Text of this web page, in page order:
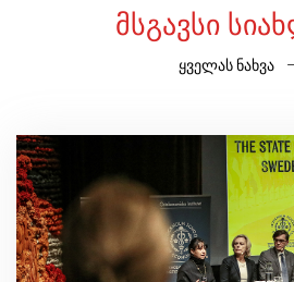
ᲛᲡᲒᲐᲕᲡᲘ
ყველას ნახვა